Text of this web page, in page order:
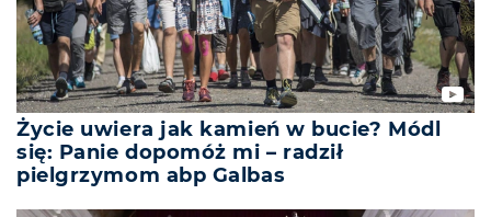
Życie uwiera jak kamień w bucie? Módl
się: Panie dopomóż mi – radził
pielgrzymom abp Galbas